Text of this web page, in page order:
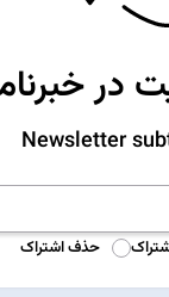
در
Newsletter
حذف اشتراک